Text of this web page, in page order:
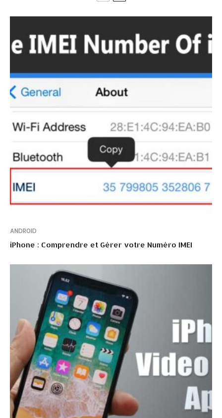
ANDROID
iPhone : Comprendre et Gérer votre Numéro IMEI